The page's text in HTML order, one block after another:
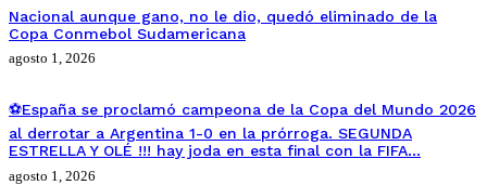
Nacional aunque gano, no le dio, quedó eliminado de la
Copa Conmebol Sudamericana
agosto 1, 2026
⚽España se proclamó campeona de la Copa del Mundo 2026
al derrotar a Argentina 1-0 en la prórroga. SEGUNDA
ESTRELLA Y OLÉ !!! hay joda en esta final con la FIFA…
agosto 1, 2026